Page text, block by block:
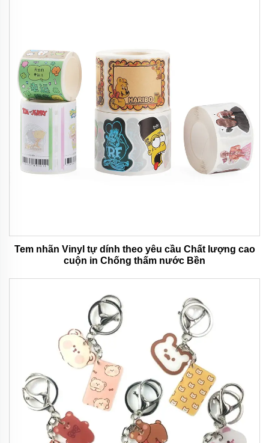
Tem nhãn Vinyl tự dính theo yêu cầu Chất lượng cao
cuộn in Chống thấm nước Bền